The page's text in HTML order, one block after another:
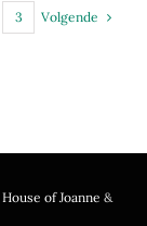
3 Volgende
House of Joanne &